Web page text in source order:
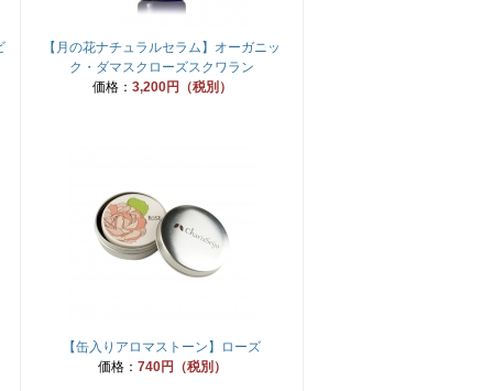
【月の花ナチュラルセラム】オーガニッ
ク・ダマスクローズスクワラン
価格： 3,200円（税別）
【缶入りアロマストーン】ローズ
価格： 740円（税別）